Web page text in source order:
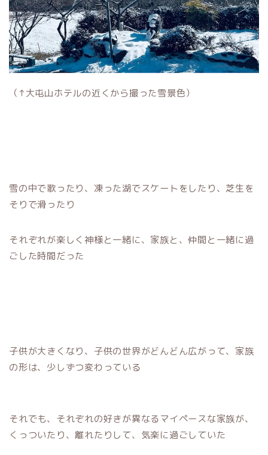
（↑大屯山ホテルの近くから撮った雪景色）
雪の中で歌ったり、凍った湖でスケートをしたり、芝生を
そりで滑ったり
それぞれが楽しく神様と一緒に、家族と、仲間と一緒に過
ごした時間だった
子供が大きくなり、子供の世界がどんどん広がって、家族
の形は、少しずつ変わっている
それでも、それぞれの好きが異なるマイペースな家族が、
くっついたり、離れたりして、気楽に過ごしていた